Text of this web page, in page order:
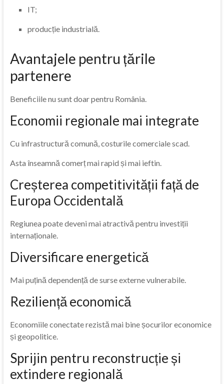
IT;
producție industrială.
Avantajele pentru țările
partenere
Beneficiile nu sunt doar pentru România.
Economii regionale mai integrate
Cu infrastructură comună, costurile comerciale scad.
Asta înseamnă comerț mai rapid și mai ieftin.
Creșterea competitivității față de
Europa Occidentală
Regiunea poate deveni mai atractivă pentru investiții
internaționale.
Diversificare energetică
Mai puțină dependență de surse externe vulnerabile.
Reziliență economică
Economiile conectate rezistă mai bine șocurilor economice
și geopolitice.
Sprijin pentru reconstrucție și
extindere regională